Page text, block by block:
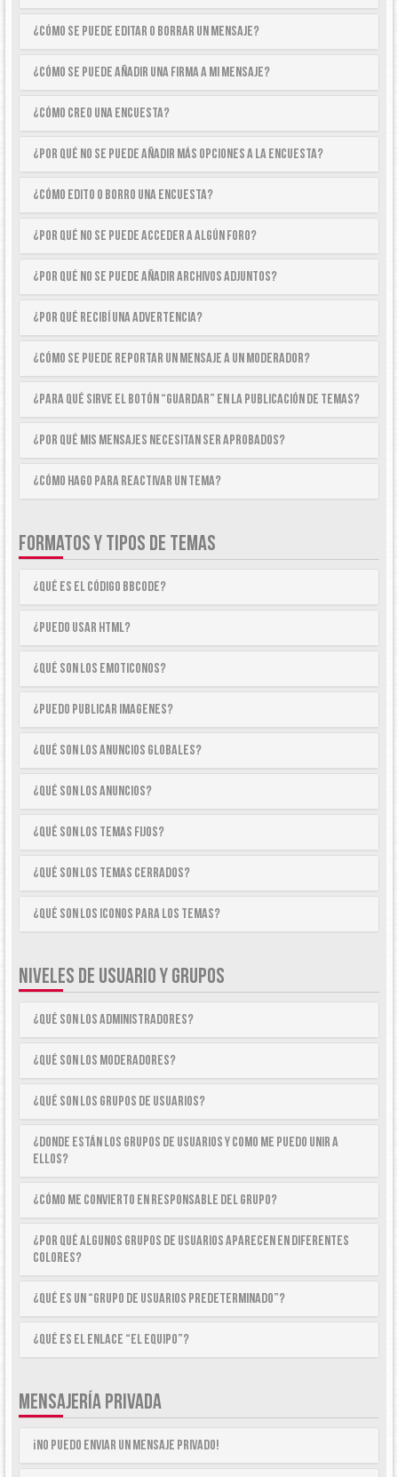
¿Cómo se puede editar o borrar un mensaje?
¿Cómo se puede añadir una firma a mi mensaje?
¿Cómo creo una encuesta?
¿Por qué no se puede añadir más opciones a la encuesta?
¿Cómo edito o borro una encuesta?
¿Por qué no se puede acceder a algún foro?
¿Por qué no se puede añadir archivos adjuntos?
¿Por qué recibí una advertencia?
¿Cómo se puede reportar un mensaje a un moderador?
¿Para qué sirve el botón “Guardar” en la publicación de temas?
¿Por qué mis mensajes necesitan ser aprobados?
¿Cómo hago para reactivar un tema?
FORMATOS Y TIPOS DE TEMAS
¿Qué es el código BBCode?
¿Puedo usar HTML?
¿Qué son los emoticonos?
¿Puedo publicar imagenes?
¿Qué son los anuncios globales?
¿Qué son los anuncios?
¿Qué son los temas fijos?
¿Qué son los temas cerrados?
¿Qué son los iconos para los temas?
NIVELES DE USUARIO Y GRUPOS
¿Qué son los Administradores?
¿Qué son los Moderadores?
¿Qué son los Grupos de Usuarios?
¿Donde están los Grupos de Usuarios y como me puedo unir a
ellos?
¿Cómo me convierto en Responsable del Grupo?
¿Por qué algunos Grupos de Usuarios aparecen en diferentes
colores?
¿Qué es un “Grupo de Usuarios predeterminado”?
¿Qué es el enlace “El equipo”?
MENSAJERÍA PRIVADA
¡No puedo enviar un mensaje privado!